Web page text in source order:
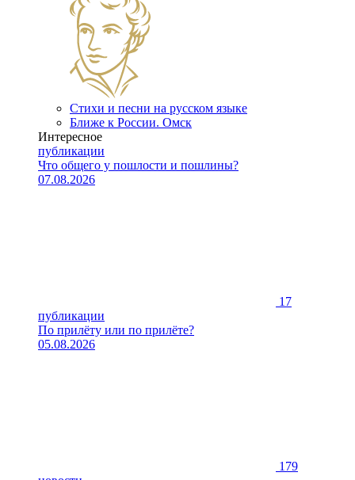
Стихи и песни на русском языке
Ближе к России. Омск
Интересное
публикации
Что общего у пошлости и пошлины?
07.08.2026
17
публикации
По прилёту или по прилёте?
05.08.2026
179